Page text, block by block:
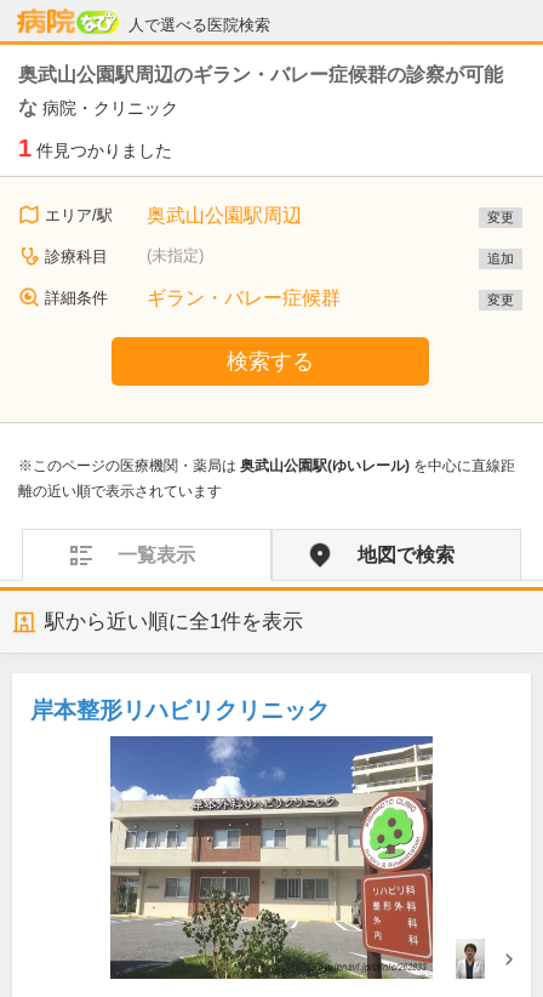
人で選べる医院検索
病院なび
奥武山公園駅周辺のギラン・バレー症候群の診察が可能
な 病院・クリニック
1 件見つかりました
エリア/駅 奥武山公園駅周辺 変更
診療科目 (未指定) 追加
詳細条件 ギラン・バレー症候群 変更
検索する
※このページの医療機関・薬局は 奥武山公園駅(ゆいレール) を中心に直線距
離の近い順で表示されています
一覧表示 地図で検索
駅から近い順に全1件を表示
岸本整形リハビリクリニック